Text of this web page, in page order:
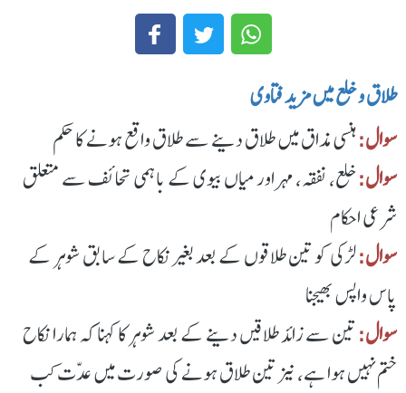
طلاق و خلع میں مزید فتاوی
سوال:ہنسی مذاق میں طلاق دینے سے طلاق واقع ہونے کا حکم
سوال:خلع، نفقہ، مہر اور میاں بیوی کے باہمی تحائف سے متعلق
شرعی احکام
سوال:لڑکی کو تین طلاقوں کے بعد بغیر نکاح کے سابق شوہر کے
پاس واپس بھیجنا
سوال:تین سے زائد طلاقیں دینے کے بعد شوہر کا کہنا کہ ہمارا نکاح
ختم نہیں ہوا ہے، نیز تین طلاق ہونے کی صورت میں عدّت کب